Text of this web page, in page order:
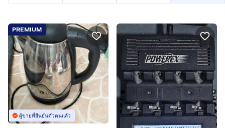
PREMIUM
ผู้ขายที่ยืนยันตัวตนแล้ว